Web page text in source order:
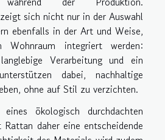
sich nicht nur in der Auswahl
ebenfalls in der Art und Weise,
integriert werden:
Verarbeitung und ein
dabei, nachhaltige
ohne auf Stil zu verzichten.
ökologisch durchdachten
Rattan daher eine entscheidende